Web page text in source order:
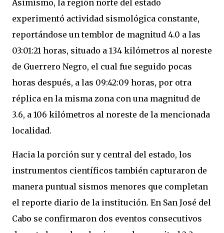
Asimismo, la región norte del estado
experimentó actividad sismológica constante,
reportándose un temblor de magnitud 4.0 a las
03:01:21 horas, situado a 134 kilómetros al noreste
de Guerrero Negro, el cual fue seguido pocas
horas después, a las 09:42:09 horas, por otra
réplica en la misma zona con una magnitud de
3.6, a 106 kilómetros al noreste de la mencionada
localidad.
Hacia la porción sur y central del estado, los
instrumentos científicos también capturaron de
manera puntual sismos menores que completan
el reporte diario de la institución. En San José del
Cabo se confirmaron dos eventos consecutivos